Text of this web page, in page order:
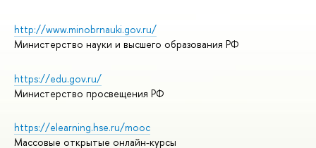
http://www.minobrnauki.gov.ru/
Министерство науки и высшего образования РФ
https://edu.gov.ru/
Министерство просвещения РФ
https://elearning.hse.ru/mooc
Массовые открытые онлайн-курсы